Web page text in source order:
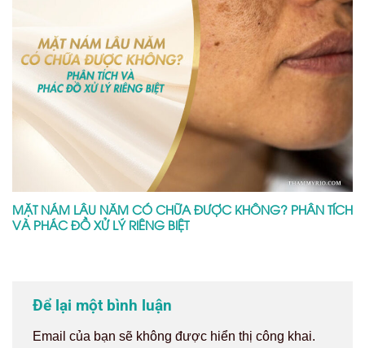
MẶT NÁM LÂU NĂM CÓ CHỮA ĐƯỢC KHÔNG? PHÂN TÍCH
VÀ PHÁC ĐỒ XỬ LÝ RIÊNG BIỆT
Để lại một bình luận
Email của bạn sẽ không được hiển thị công khai.